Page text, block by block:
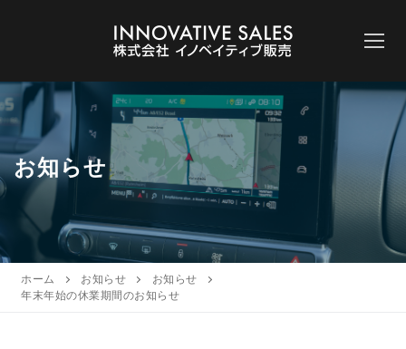
ン
ツ
へ
ス
キ
ッ
お知らせ
ホーム お知らせ
お知らせ
年末年始の休業期間のお知らせ